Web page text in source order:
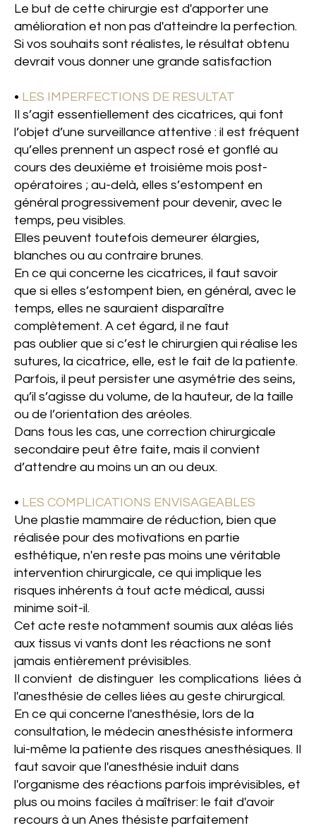
Le but de cette chirurgie est d'apporter une
amélioration et non pas d'atteindre la perfection.
Si vos souhaits sont réalistes, le résultat obtenu
devrait vous donner une grande satisfaction
• LES IMPERFECTIONS DE RESULTAT
Il s’agit essentiellement des cicatrices, qui font
l’objet d’une surveillance attentive : il est fréquent
qu’elles prennent un aspect rosé et gonflé au
cours des deuxième et troisième mois post-
opératoires ; au-delà, elles s’estompent en
général progressivement pour devenir, avec le
temps, peu visibles.
Elles peuvent toutefois demeurer élargies,
blanches ou au contraire brunes.
En ce qui concerne les cicatrices, il faut savoir
que si elles s’estompent bien, en général, avec le
temps, elles ne sauraient disparaître
complètement. A cet égard, il ne faut
pas oublier que si c’est le chirurgien qui réalise les
sutures, la cicatrice, elle, est le fait de la patiente.
Parfois, il peut persister une asymétrie des seins,
qu’il s’agisse du volume, de la hauteur, de la taille
ou de l’orientation des aréoles.
Dans tous les cas, une correction chirurgicale
secondaire peut être faite, mais il convient
d’attendre au moins un an ou deux.
• LES COMPLICATIONS ENVISAGEABLES
Une plastie mammaire de réduction, bien que
réalisée pour des motivations en partie
esthétique, n'en reste pas moins une véritable
intervention chirurgicale, ce qui implique les
risques inhérents à tout acte médical, aussi
minime soit-il.
Cet acte reste notamment soumis aux aléas liés
aux tissus vi­ vants dont les réactions ne sont
jamais entièrement prévisibles.
Il convient de distinguer les complications liées à
l'anesthésie de celles liées au geste chirurgical.
En ce qui concerne l'anesthésie, lors de la
consultation, le médecin anesthésiste informera
lui-même la patiente des risques anesthésiques. Il
faut savoir que l'anesthésie induit dans
l'organisme des réactions parfois imprévisibles, et
plus ou moins faciles à maîtriser: le fait d'avoir
recours à un Anes­ thésiste parfaitement